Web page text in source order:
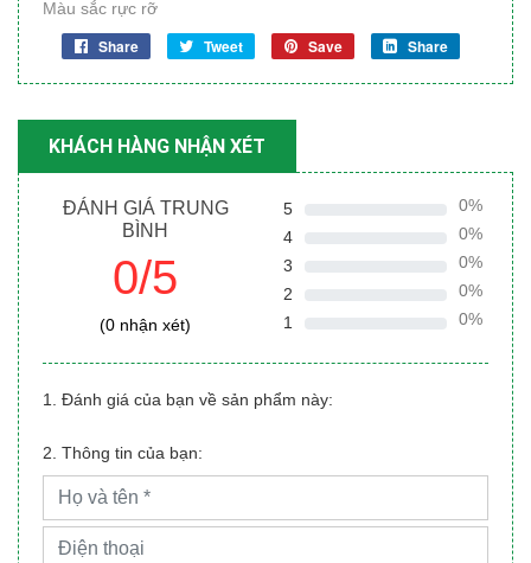
Màu sắc rực rỡ
Share Tweet Save Share
KHÁCH HÀNG NHẬN XÉT
ĐÁNH GIÁ TRUNG
BÌNH
0/5
(0 nhận xét)
5
0%
4
0%
3
0%
2
0%
1
0%
1. Đánh giá của bạn về sản phẩm này:
2. Thông tin của bạn: